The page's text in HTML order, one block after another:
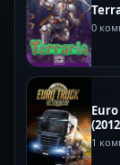
0
1